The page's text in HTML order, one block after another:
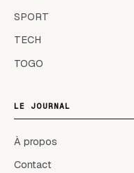
SPORT
TECH
TOGO
LE JOURNAL
À propos
Contact